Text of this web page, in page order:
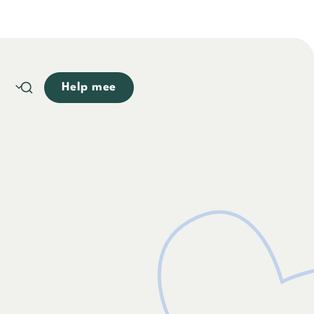
Help mee